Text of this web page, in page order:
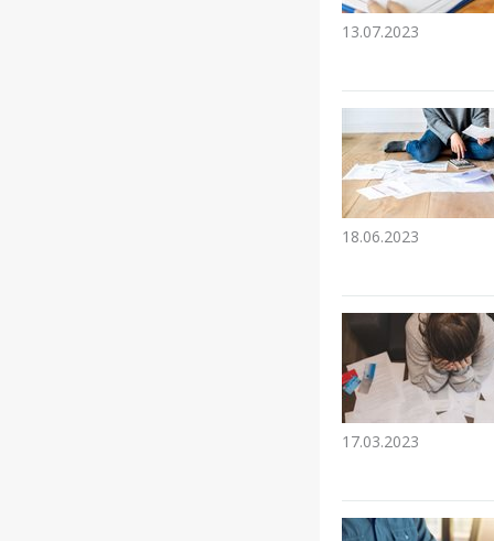
13.07.2023
18.06.2023
17.03.2023